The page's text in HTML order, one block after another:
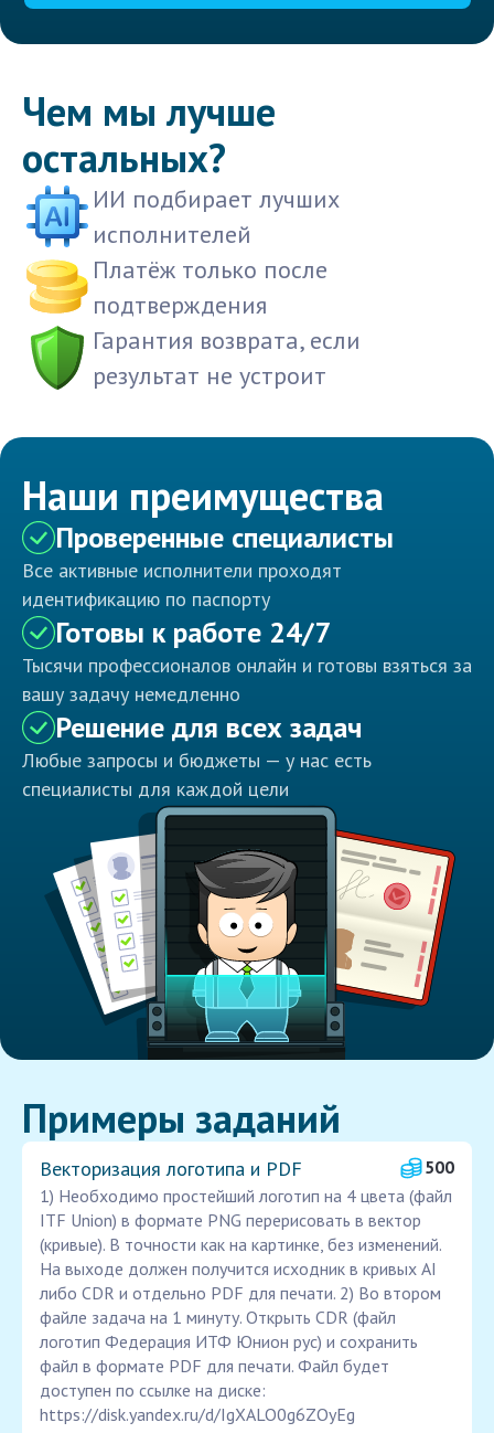
Чем мы лучше
остальных?
ИИ подбирает лучших
исполнителей
Платёж только после
подтверждения
Гарантия возврата, если
результат не устроит
Наши преимущества
Проверенные специалисты
Все активные исполнители проходят
идентификацию по паспорту
Готовы к работе 24/7
Тысячи профессионалов онлайн и готовы взяться за
вашу задачу немедленно
Решение для всех задач
Любые запросы и бюджеты — у нас есть
специалисты для каждой цели
Примеры заданий
Векторизация логотипа и PDF
500
1) Необходимо простейший логотип на 4 цвета (файл
ITF Union) в формате PNG перерисовать в вектор
(кривые). В точности как на картинке, без изменений.
На выходе должен получится исходник в кривых AI
либо CDR и отдельно PDF для печати. 2) Во втором
файле задача на 1 минуту. Открыть CDR (файл
логотип Федерация ИТФ Юнион рус) и сохранить
файл в формате PDF для печати. Файл будет
доступен по ссылке на диске:
https://disk.yandex.ru/d/IgXALO0g6ZOyEg